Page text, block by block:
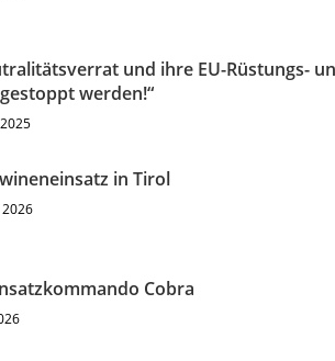
und ihre EU-Rüstungs-
werden!“
in Tirol
Cobra